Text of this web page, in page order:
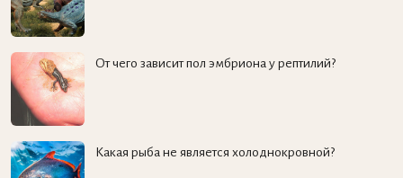
От чего зависит пол эмбриона у рептилий?
Какая рыба не является холоднокровной?